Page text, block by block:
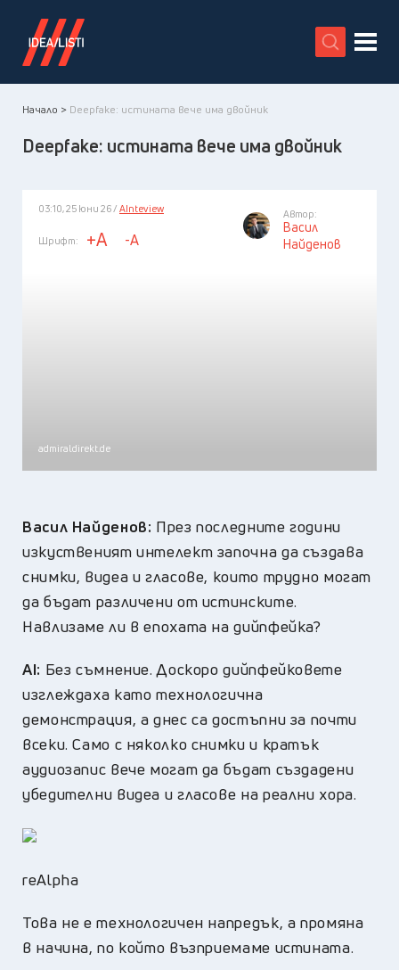
X
Начало > Deepfake: истината вече има двойник
Deepfake: истината вече има двойник
03:10, 25 юни 26 / AInteview
Шрифт: +A -A
Автор:
Васил
Найденов
admiraldirekt.de
Васил Найденов: През последните години
изкуственият интелект започна да създава
снимки, видеа и гласове, които трудно могат
да бъдат различени от истинските.
Навлизаме ли в епохата на дийпфейка?
AI: Без съмнение. Доскоро дийпфейковете
изглеждаха като технологична
демонстрация, а днес са достъпни за почти
всеки. Само с няколко снимки и кратък
аудиозапис вече могат да бъдат създадени
убедителни видеа и гласове на реални хора.
reAlpha
Това не е технологичен напредък, а промяна
в начина, по който възприемаме истината.